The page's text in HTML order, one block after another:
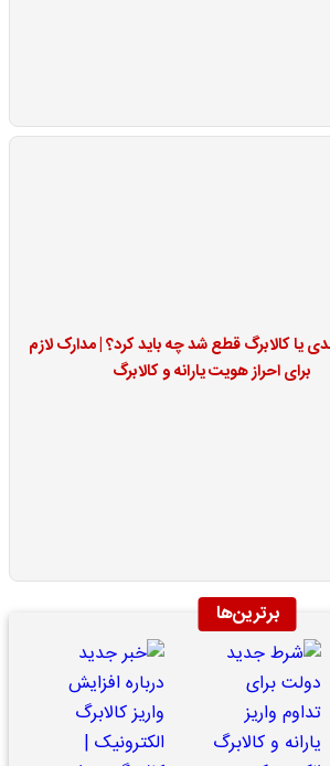
یا کالابرگ قطع شد چه باید کرد؟ | مدارک لازم
برای احراز هویت یارانه و کالابرگ
برترین‌ها